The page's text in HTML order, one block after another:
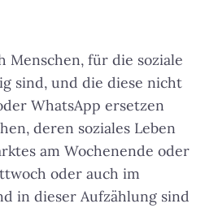
Menschen, für die soziale
sind, und die diese nicht
WhatsApp ersetzen
deren soziales Leben
am Wochenende oder
oder auch im
in dieser Aufzählung sind